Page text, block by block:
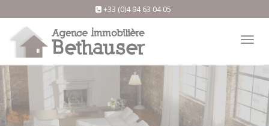
+33 (0)4 94 63 04 05